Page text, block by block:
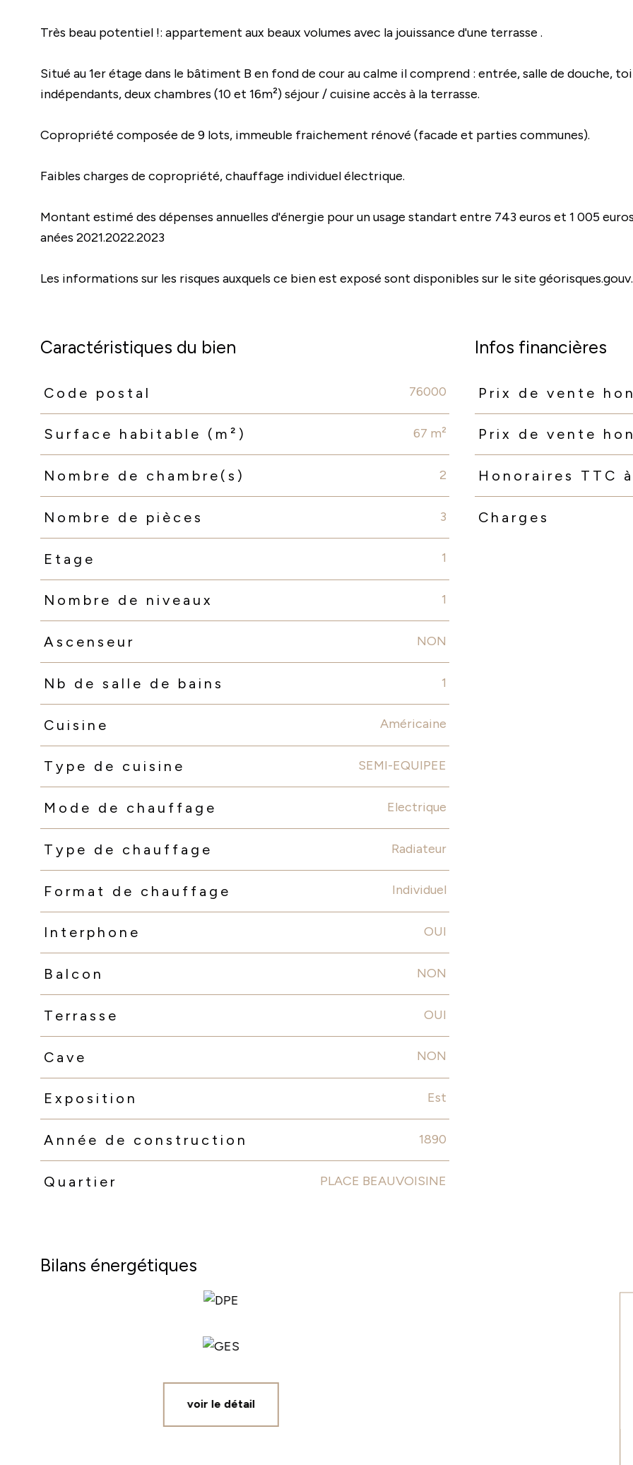
Très beau potentiel !: appartement aux beaux volumes avec la jouissance d'une terrasse .
Situé au 1er étage dans le bâtiment B en fond de cour au calme il comprend : entrée, salle de douche,
indépendants, deux chambres (10 et 16m²) séjour / cuisine accès à la terrasse.
Copropriété composée de 9 lots, immeuble fraichement rénové (facade et parties communes).
Faibles charges de copropriété, chauffage individuel électrique.
Montant estimé des dépenses annuelles d'énergie pour un usage standart entre 743 euros et 1 005
anées 2021.2022.2023
Les informations sur les risques auxquels ce bien est exposé sont disponibles sur le site
Caractéristiques du bien
Caractéristiques Valeurs
Code postal 76000
Surface habitable (m²) 67 m²
Nombre de chambre(s) 2
Nombre de pièces 3
Etage 1
Nombre de niveaux 1
Ascenseur NON
Nb de salle de bains 1
Cuisine Américaine
Type de cuisine SEMI-EQUIPEE
Mode de chauffage Electrique
Type de chauffage Radiateur
Format de chauffage Individuel
Interphone OUI
Balcon NON
Terrasse OUI
Cave NON
Exposition Est
Année de construction 1890
Quartier PLACE BEAUVOISINE
Infos financières
Caractéristiques Valeurs
Prix de vente
Prix de vente
Honoraires TTC
Charges
Bilans énergétiques
voir le détail